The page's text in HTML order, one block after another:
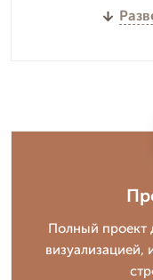
Полный проект